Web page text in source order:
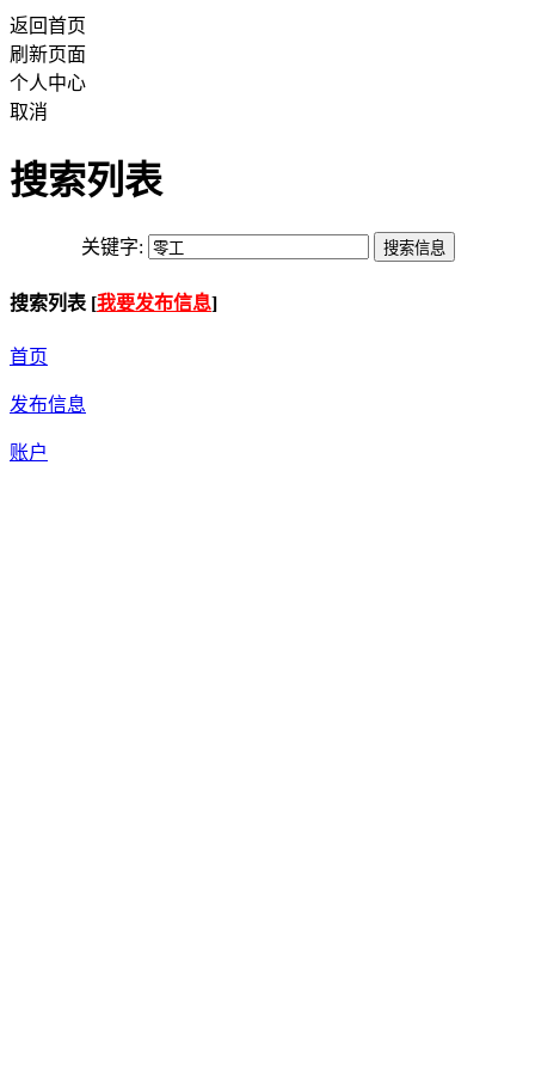
返回首页
刷新页面
个人中心
取消
搜索列表
关键字:
搜索列表 [我要发布信息]
首页
发布信息
账户